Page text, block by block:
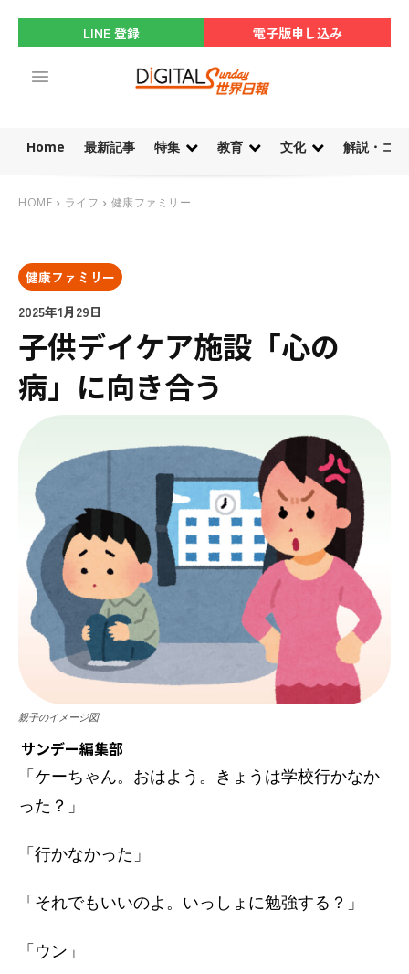
LINE 登録 電子版申し込み
Home 最新記事 特集 教育 文化 解説・コ
HOME ライフ 健康ファミリー
健康ファミリー
2025年1月29日
子供デイケア施設「心の
病」に向き合う
親子のイメージ図
サンデー編集部
「ケーちゃん。おはよう。きょうは学校行かなか
った？」
「行かなかった」
「それでもいいのよ。いっしょに勉強する？」
「ウン」